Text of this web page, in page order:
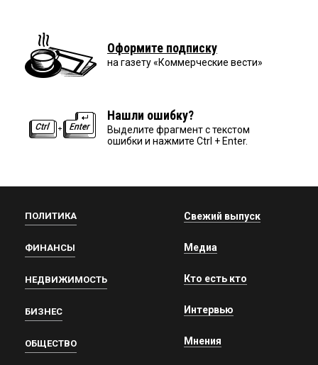
Оформите подписку
на газету «Коммерческие вести»
Нашли ошибку?
Выделите фрагмент с текстом
ошибки и нажмите Ctrl + Enter.
ПОЛИТИКА
ФИНАНСЫ
НЕДВИЖИМОСТЬ
БИЗНЕС
ОБЩЕСТВО
Свежий выпуск
Медиа
Кто есть кто
Интервью
Мнения